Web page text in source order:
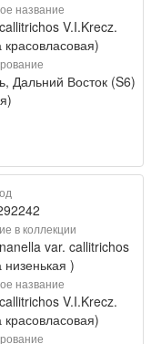
название
V.I.Krecz.
красовласовая)
Дальний Восток (S6)
в коллекции
var. callitrichos
низенькая )
название
V.I.Krecz.
красовласовая)